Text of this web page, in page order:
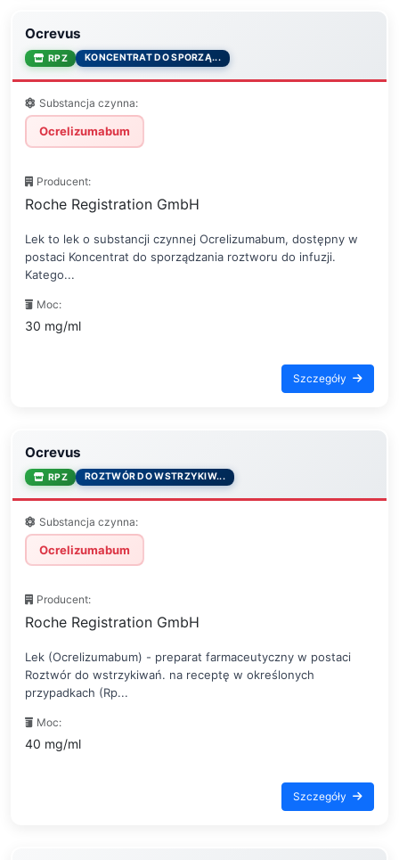
Ocrevus
RPZ KONCENTRAT DO SPORZĄ...
Substancja czynna:
Ocrelizumabum
Producent:
Roche Registration GmbH
Lek to lek o substancji czynnej Ocrelizumabum, dostępny w
postaci Koncentrat do sporządzania roztworu do infuzji.
Katego...
Moc:
30 mg/ml
Szczegóły
Ocrevus
RPZ ROZTWÓR DO WSTRZYKIW...
Substancja czynna:
Ocrelizumabum
Producent:
Roche Registration GmbH
Lek (Ocrelizumabum) - preparat farmaceutyczny w postaci
Roztwór do wstrzykiwań. na receptę w określonych
przypadkach (Rp...
Moc:
40 mg/ml
Szczegóły